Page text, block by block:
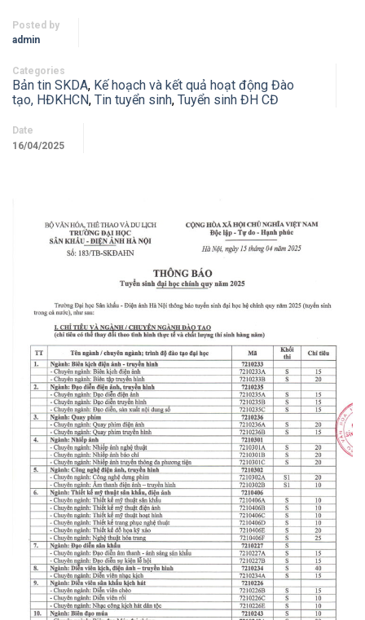
Posted by
admin
Categories
Bản tin SKDA, Kế hoạch và kết quả hoạt động Đào
tạo, HĐKHCN, Tin tuyển sinh, Tuyển sinh ĐH CĐ
Date
16/04/2025